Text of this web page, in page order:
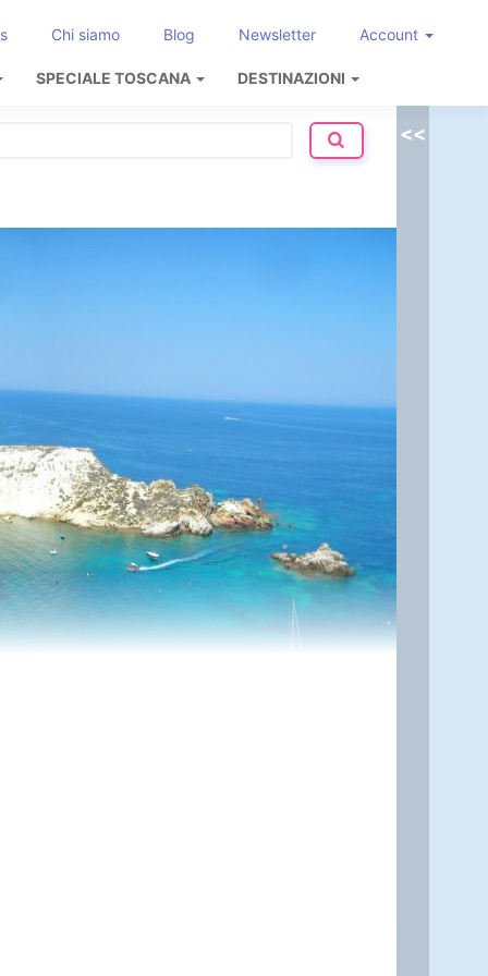
Chi siamo Blog Newsletter Account
SPECIALE TOSCANA DESTINAZIONI
<<